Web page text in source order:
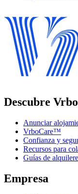
Descubre Vrbo
Anunciar
VrboCare™
Confianza y
Recursos para
Guías de
Empresa